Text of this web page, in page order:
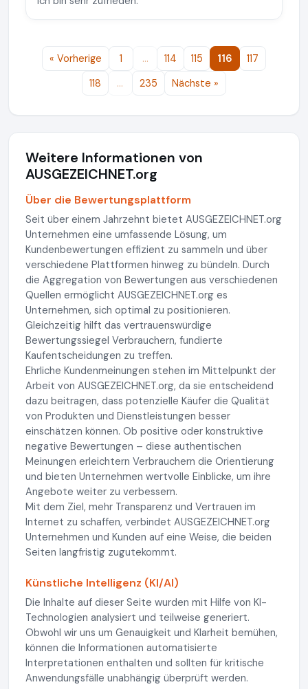
« Vorherige 1 … 114 115 116
117
118
… 235 Nächste »
Weitere Informationen von
AUSGEZEICHNET.org
Über die Bewertungsplattform
Seit über einem Jahrzehnt bietet AUSGEZEICHNET.org
Unternehmen eine umfassende Lösung, um
Kundenbewertungen effizient zu sammeln und über
verschiedene Plattformen hinweg zu bündeln. Durch
die Aggregation von Bewertungen aus verschiedenen
Quellen ermöglicht AUSGEZEICHNET.org es
Unternehmen, sich optimal zu positionieren.
Gleichzeitig hilft das vertrauenswürdige
Bewertungssiegel Verbrauchern, fundierte
Kaufentscheidungen zu treffen.
Ehrliche Kundenmeinungen stehen im Mittelpunkt der
Arbeit von AUSGEZEICHNET.org, da sie entscheidend
dazu beitragen, dass potenzielle Käufer die Qualität
von Produkten und Dienstleistungen besser
einschätzen können. Ob positive oder konstruktive
negative Bewertungen – diese authentischen
Meinungen erleichtern Verbrauchern die Orientierung
und bieten Unternehmen wertvolle Einblicke, um ihre
Angebote weiter zu verbessern.
Mit dem Ziel, mehr Transparenz und Vertrauen im
Internet zu schaffen, verbindet AUSGEZEICHNET.org
Unternehmen und Kunden auf eine Weise, die beiden
Seiten langfristig zugutekommt.
Künstliche Intelligenz (KI/AI)
Die Inhalte auf dieser Seite wurden mit Hilfe von KI-
Technologien analysiert und teilweise generiert.
Obwohl wir uns um Genauigkeit und Klarheit bemühen,
können die Informationen automatisierte
Interpretationen enthalten und sollten für kritische
Anwendungsfälle unabhängig überprüft werden.